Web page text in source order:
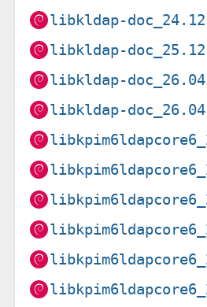
libkldap-
libkldap-
libkldap-
libkldap-